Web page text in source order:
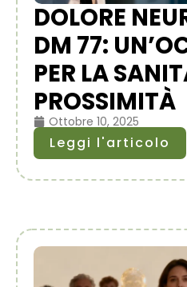
DOLORE
DM 77:
PER LA
PROSSIMITÀ
Ottobre 10, 2025
Leggi l'articolo